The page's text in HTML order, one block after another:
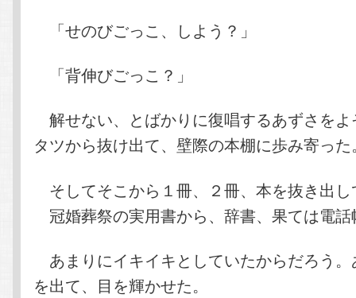
「せのびごっこ、しよう？」
「背伸びごっこ？」
解せない、とばかりに復唱するあずさを
タツから抜け出て、壁際の本棚に歩み寄った
そしてそこから１冊、２冊、本を抜き出
冠婚葬祭の実用書から、辞書、果ては電
あまりにイキイキとしていたからだろう
を出て、目を輝かせた。